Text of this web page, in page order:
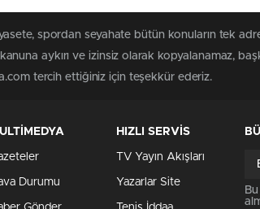
spordan seyahate bütün konuların tek
aykırı ve izinsiz olarak kopyalanamaz,
tercih ettiğiniz için teşekkür ederiz.
Durumu
HIZLI SERVİS
TV Yayın Akışları
Yazarlar Site